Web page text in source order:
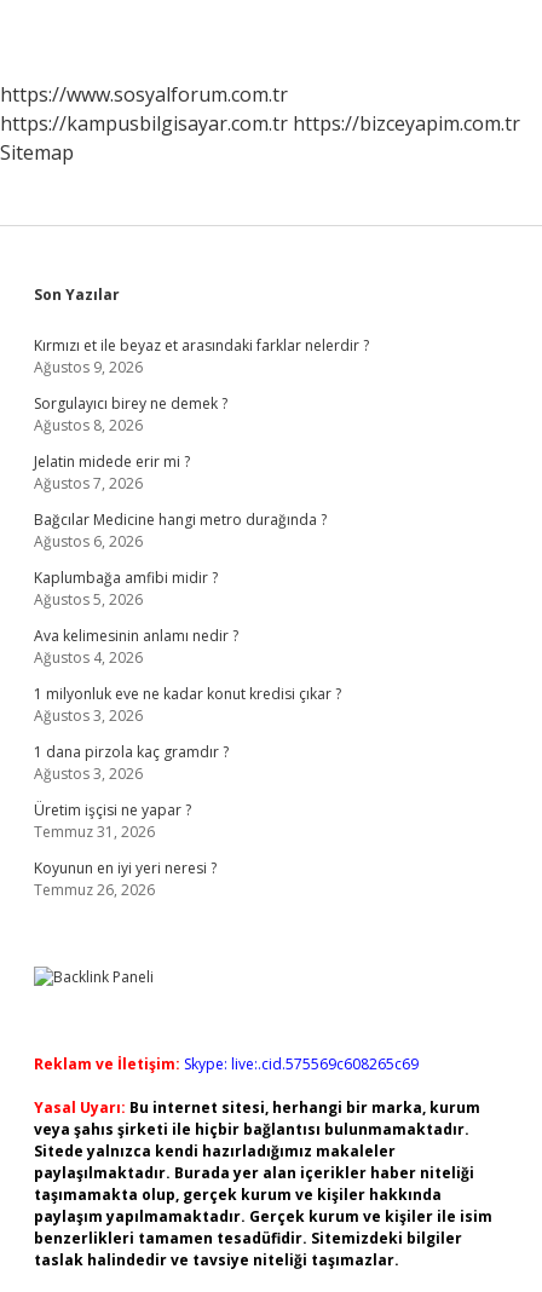
https://www.sosyalforum.com.tr
https://kampusbilgisayar.com.tr https://bizceyapim.com.tr
Sitemap
Sidebar
Son Yazılar
Kırmızı et ile beyaz et arasındaki farklar nelerdir ?
Ağustos 9, 2026
Sorgulayıcı birey ne demek ?
Ağustos 8, 2026
Jelatin midede erir mi ?
Ağustos 7, 2026
Bağcılar Medicine hangi metro durağında ?
Ağustos 6, 2026
Kaplumbağa amfibi midir ?
Ağustos 5, 2026
Ava kelimesinin anlamı nedir ?
Ağustos 4, 2026
1 milyonluk eve ne kadar konut kredisi çıkar ?
Ağustos 3, 2026
1 dana pirzola kaç gramdır ?
Ağustos 3, 2026
Üretim işçisi ne yapar ?
Temmuz 31, 2026
Koyunun en iyi yeri neresi ?
Temmuz 26, 2026
Reklam ve İletişim: Skype: live:.cid.575569c608265c69
Yasal Uyarı: Bu internet sitesi, herhangi bir marka, kurum
veya şahıs şirketi ile hiçbir bağlantısı bulunmamaktadır.
Sitede yalnızca kendi hazırladığımız makaleler
paylaşılmaktadır. Burada yer alan içerikler haber niteliği
taşımamakta olup, gerçek kurum ve kişiler hakkında
paylaşım yapılmamaktadır. Gerçek kurum ve kişiler ile isim
benzerlikleri tamamen tesadüfidir. Sitemizdeki bilgiler
taslak halindedir ve tavsiye niteliği taşımazlar.